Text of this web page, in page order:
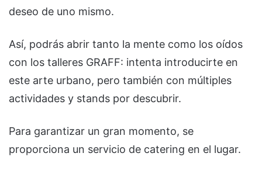
deseo de uno mismo.
Así, podrás abrir tanto la mente como los oídos
con los talleres GRAFF: intenta introducirte en
este arte urbano, pero también con múltiples
actividades y stands por descubrir.
Para garantizar un gran momento, se
proporciona un servicio de catering en el lugar.